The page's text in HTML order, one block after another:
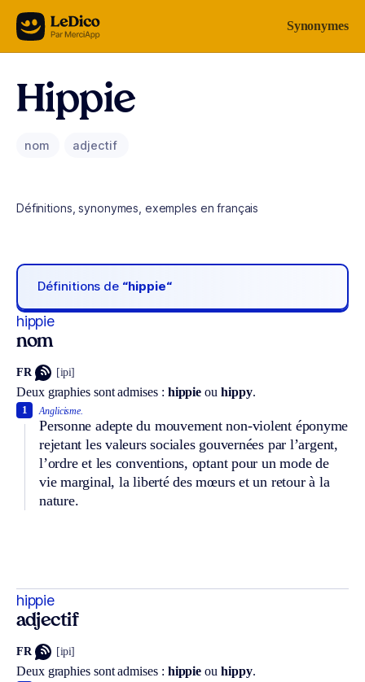
Aller au contenu Synonymes
Hippie
nom adjectif
Définitions, synonymes, exemples en français
Définitions de “hippie“
hippie
nom
FR [ipi]
Deux graphies sont admises : hippie ou hippy.
Anglicisme.
Personne adepte du mouvement non-violent éponyme
rejetant les valeurs sociales gouvernées par l’argent,
l’ordre et les conventions, optant pour un mode de
vie marginal, la liberté des mœurs et un retour à la
nature.
1
hippie
adjectif
FR [ipi]
Deux graphies sont admises : hippie ou hippy.